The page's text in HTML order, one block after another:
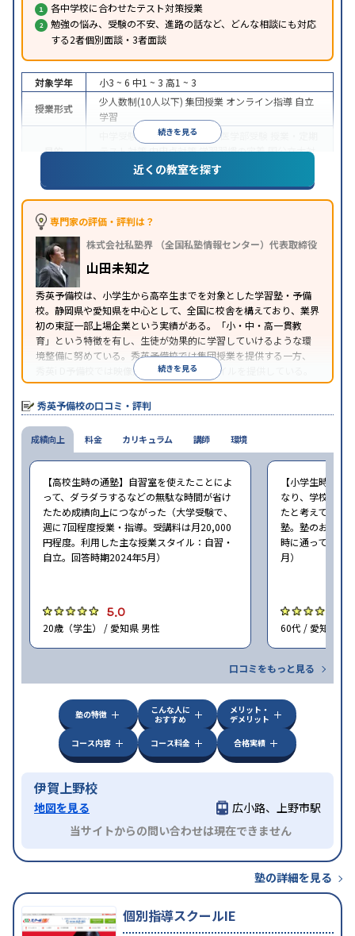
各中学校に合わせたテスト対策授業
勉強の悩み、受験の不安、進路の話など、どんな相談にも対応
する2者個別面談・3者面談
続きを見る
対象学年 小3 ~ 6 中1 ~ 3 高1 ~ 3
授業形式
少人数制(10人以下) 集団授業 オンライン指導 自立
学習
目的
中学受験 高校受験大学受験 医学部受験
テスト対策内申点対策学習習慣の定着国公立大対
私大対策共通テスト対策英検(英語検定)対策
特徴
入塾に学力基準あり授業の振替可能学習にPC・タ
ブレットを利用オンライン対応1科目から受講可能
季節講習のみの受講可
※2023年10月調査。
近くの教室を探す
専門家の評価・評判は？
株式会社私塾界 （全国私塾情報センター）代表取締役
山田未知之
秀英予備校は、小学生から高卒生までを対象とした学習塾・予備
校。静岡県や愛知県を中心として、全国に校舎を構えており、業界
初の東証一部上場企業という実績がある。「小・中・高一貫教
育」という特徴を有し、生徒が効果的に学習していけるような環
境整備に努めている。秀英予備校では集団授業を提供する一方、
秀英i D予備校では映像授業による学習スタイルを提供している。
続きを見る
秀英予備校の口コミ・評判
成績向上
【高校生時の通塾】自習室を使えたことによ
って、ダラダラするなどの無駄な時間が省け
たため成績向上につながった（大学受験で、
週に7回程度授業・指導。受講料は月20,000
円程度。利用した主な授業スタイル：自習・
自立。回答時期2024年5月）
5.0
20歳（学生） / 愛知県 男性
【小学生時の通
なり、学校での
たと考えている
塾。塾のおすす
時に通っていた
月）
60代 / 愛知県 男
口コミをもっと見る
料金 カリキュラム 講師 環境
塾の特徴
こんな人に
おすすめ
メリット・
デメリット
コース内容
コース料金 合格実績
伊賀上野校
地図を見る
広小路、上野市駅
当サイトからの問い合わせは現在できません
塾の詳細を見る
個別指導スクールIE